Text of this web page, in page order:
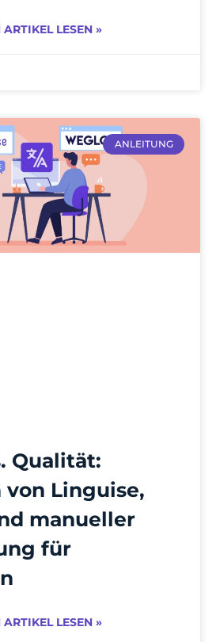
LESEN »
ANLEITUNG
Qualität:
Linguise,
manueller
für
LESEN »